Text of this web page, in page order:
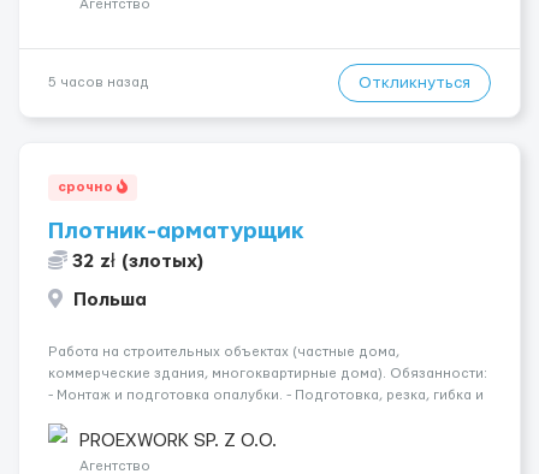
Агентство
5 часов назад Откликнуться
срочно
Плотник-арматурщик
32 zł (злотых)
Польша
Работа на строительных объектах (частные дома,
коммерческие здания, многоквартирные дома). Обязанности:
- Монтаж и подготовка опалубки. - Подготовка, резка, гибка и
Связка арматурных стержней. - Заливка бетона. - Демонтаж
опалубки после за...
PROEXWORK SP. Z O.O.
Агентство